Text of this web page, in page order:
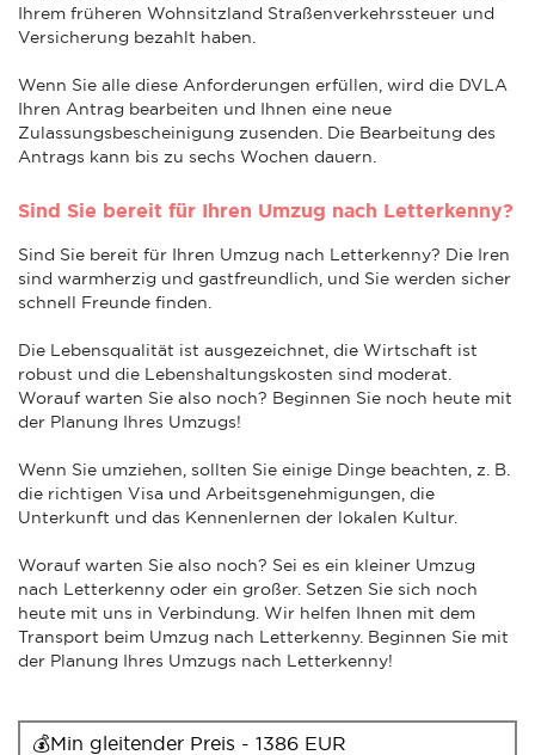
Ihrem früheren Wohnsitzland Straßenverkehrssteuer und
Versicherung bezahlt haben.
Wenn Sie alle diese Anforderungen erfüllen, wird die DVLA
Ihren Antrag bearbeiten und Ihnen eine neue
Zulassungsbescheinigung zusenden. Die Bearbeitung des
Antrags kann bis zu sechs Wochen dauern.
Sind Sie bereit für Ihren Umzug nach Letterkenny?
Sind Sie bereit für Ihren Umzug nach Letterkenny? Die Iren
sind warmherzig und gastfreundlich, und Sie werden sicher
schnell Freunde finden.
Die Lebensqualität ist ausgezeichnet, die Wirtschaft ist
robust und die Lebenshaltungskosten sind moderat.
Worauf warten Sie also noch? Beginnen Sie noch heute mit
der Planung Ihres Umzugs!
Wenn Sie umziehen, sollten Sie einige Dinge beachten, z. B.
die richtigen Visa und Arbeitsgenehmigungen, die
Unterkunft und das Kennenlernen der lokalen Kultur.
Worauf warten Sie also noch? Sei es ein kleiner Umzug
nach Letterkenny oder ein großer. Setzen Sie sich noch
heute mit uns in Verbindung. Wir helfen Ihnen mit dem
Transport beim Umzug nach Letterkenny. Beginnen Sie mit
der Planung Ihres Umzugs nach Letterkenny!
💰Min gleitender Preis - 1386 EUR